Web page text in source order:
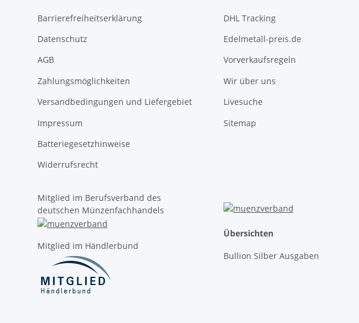
Barrierefreiheitserklärung
Datenschutz
AGB
Zahlungsmöglichkeiten
Versandbedingungen und Liefergebiet
Impressum
Batteriegesetzhinweise
Widerrufsrecht
DHL Tracking
Edelmetall-preis.de
Vorverkaufsregeln
Wir über uns
Livesuche
Sitemap
Mitglied im Berufsverband des
deutschen Münzenfachhandels
Mitglied im Händlerbund
Übersichten
Bullion Silber Ausgaben